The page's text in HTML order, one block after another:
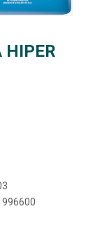
HIPER